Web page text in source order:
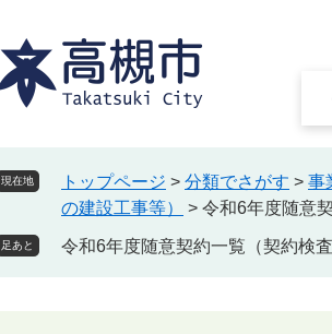
現在地 トップページ > 分類でさがす > 事
の建設工事等）
> 令和6年度随意
足あと 令和6年度随意契約一覧（契約検